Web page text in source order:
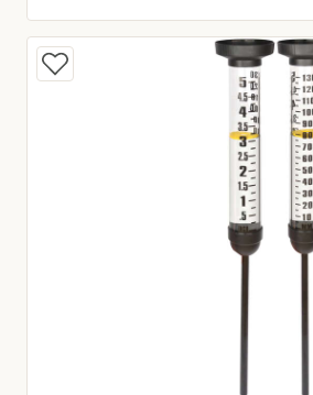
Huidige prijs €